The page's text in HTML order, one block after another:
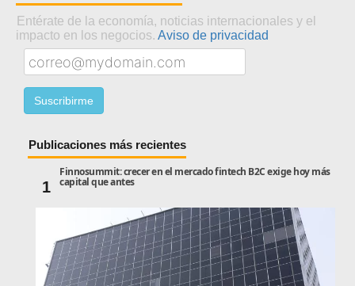
Entérate de la economía, noticias internacionales y el
impacto en los negocios. Aviso de privacidad
Publicaciones más recientes
1
Finnosummit: crecer en el mercado fintech B2C exige hoy más
capital que antes